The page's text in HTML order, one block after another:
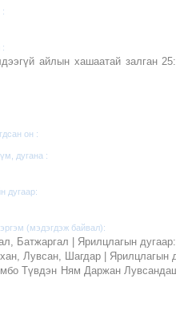
:
:
айлын хашаатай залган
он :
дугана :
дугаар:
(мэдэгдэж байвал):
Батжаргал | Ярилцлагын дугаар:
Лувсан, Шагдар | Ярилцлагын
Түвдэн Ням Даржан